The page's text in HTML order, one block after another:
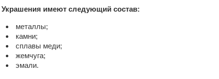
Украшения имеют следующий состав:
металлы;
камни;
сплавы меди;
жемчуга;
эмали.